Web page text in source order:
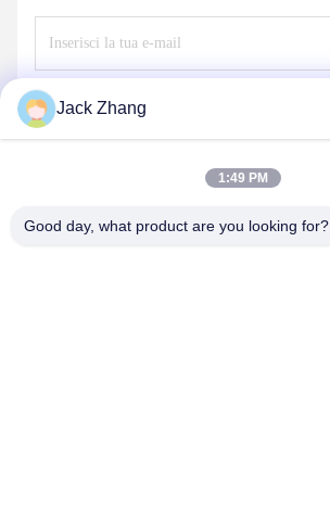
Jack Zhang
1:49 PM
Good day, what product are you looking for?